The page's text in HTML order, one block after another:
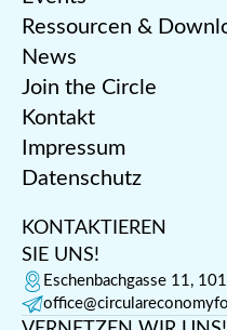
Ressourcen &
News
Join the Circle
Kontakt
Impressum
Datenschutz
KONTAKTIEREN
SIE UNS!
Eschenbachgasse 11,